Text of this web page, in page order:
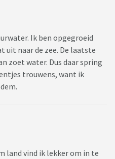
Ik ben opgegroeid
uit naar de zee. De laatste
zoet water. Dus daar spring
trouwens, want ik
land vind ik lekker om in te